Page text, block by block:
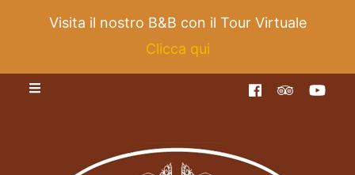
Visita il nostro B&B con il Tour Virtuale
Clicca qui